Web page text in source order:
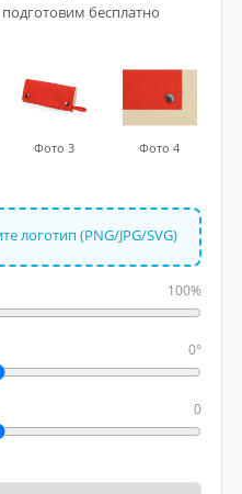
бесплатно
Фото 3 Фото 4
логотип (PNG/JPG/SVG)
100%
0°
0